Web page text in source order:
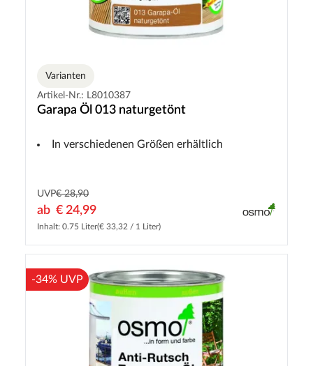
Varianten
Artikel-Nr.: L8010387
Garapa Öl 013 naturgetönt
In verschiedenen Größen erhältlich
UVP€ 28,90
ab € 24,99
Inhalt: 0.75 Liter(€ 33,32 / 1 Liter)
-34% UVP